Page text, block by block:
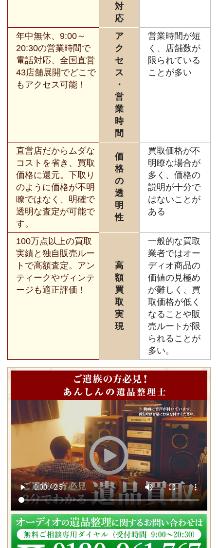
対
応
年中無休、9:00～
20:30の営業時間で
電話対応、全国直営
43店舗展開でどこで
もアクセス可能！
ア
ク
セ
ス
・
営
業
時
間
営業時間が短
く、店舗数が
限られている
ことが多い
直営店だからムダな
コストを省き、買取
価格に還元。下取り
のように価格が不明
瞭ではなく、明確で
透明な査定が可能で
す。
価
格
の
透
明
性
買取価格が不
明瞭な場合が
多く、価格の
説明が十分で
はないことが
ある
100万点以上の買取
実績と独自販売ルー
トで高額査定。アン
ティークやヴィンテ
ージも適正評価！
高
額
買
取
実
現
一般的な買取
業者ではオー
ディオ商品の
価値の見極め
が難しく、買
取価格が低く
なることや販
売ルートが限
られることが
多い。